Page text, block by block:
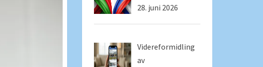
28. juni 2026
Videreformidling
av